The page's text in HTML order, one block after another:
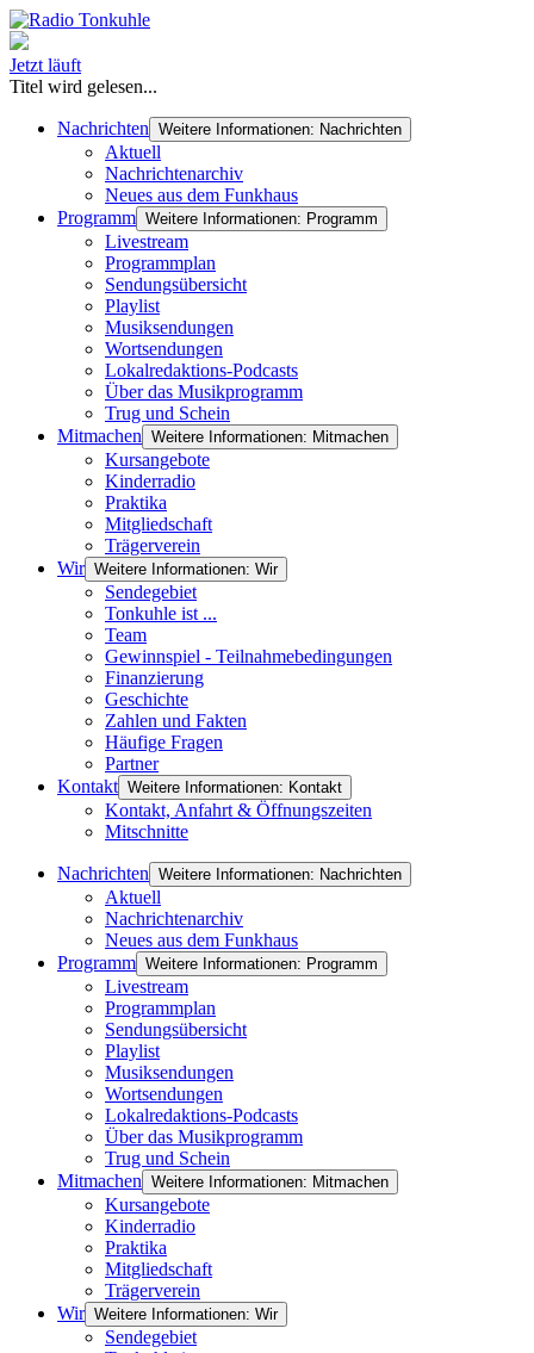
Jetzt läuft
Titel wird gelesen...
Nachrichten Weitere Informationen: Nachrichten
Aktuell
Nachrichtenarchiv
Neues aus dem Funkhaus
Programm Weitere Informationen: Programm
Livestream
Programmplan
Sendungsübersicht
Playlist
Musiksendungen
Wortsendungen
Lokalredaktions-Podcasts
Über das Musikprogramm
Trug und Schein
Mitmachen Weitere Informationen: Mitmachen
Kursangebote
Kinderradio
Praktika
Mitgliedschaft
Trägerverein
Wir Weitere Informationen: Wir
Sendegebiet
Tonkuhle ist ...
Team
Gewinnspiel - Teilnahmebedingungen
Finanzierung
Geschichte
Zahlen und Fakten
Häufige Fragen
Partner
Kontakt Weitere Informationen: Kontakt
Kontakt, Anfahrt & Öffnungszeiten
Mitschnitte
Nachrichten Weitere Informationen: Nachrichten
Aktuell
Nachrichtenarchiv
Neues aus dem Funkhaus
Programm Weitere Informationen: Programm
Livestream
Programmplan
Sendungsübersicht
Playlist
Musiksendungen
Wortsendungen
Lokalredaktions-Podcasts
Über das Musikprogramm
Trug und Schein
Mitmachen Weitere Informationen: Mitmachen
Kursangebote
Kinderradio
Praktika
Mitgliedschaft
Trägerverein
Wir Weitere Informationen: Wir
Sendegebiet